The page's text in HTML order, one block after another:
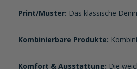
Print/Muster: Das klassische
Kombinierbare Produkte:
Komfort & Ausstattung: Die